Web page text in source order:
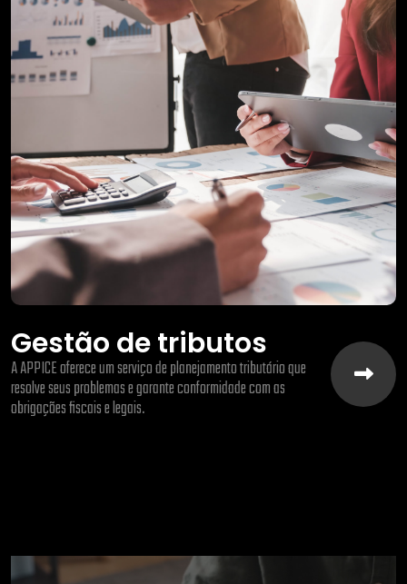
Gestão de tributos
A APPICE oferece um serviço de planejamento tributário que
resolve seus problemas e garante conformidade com as
obrigações fiscais e legais.